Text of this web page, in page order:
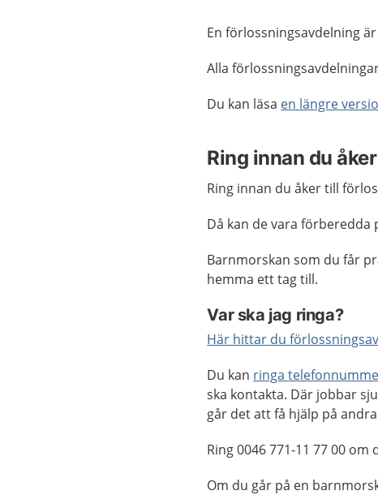
En förlossningsavdelning
Alla
Du kan läsa en längre
Ring innan du åker
Ring innan du åker till
Då kan de vara förberedda
Barnmorskan som du får
hemma ett tag till.
Var ska jag ringa?
Här hittar du
Du kan ringa
ska kontakta. Där jobbar
går det att få hjälp på
Ring 0046 771-11 77 00
Om du går på en